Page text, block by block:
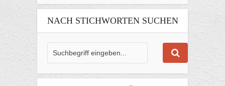
NACH STICHWORTEN SUCHEN